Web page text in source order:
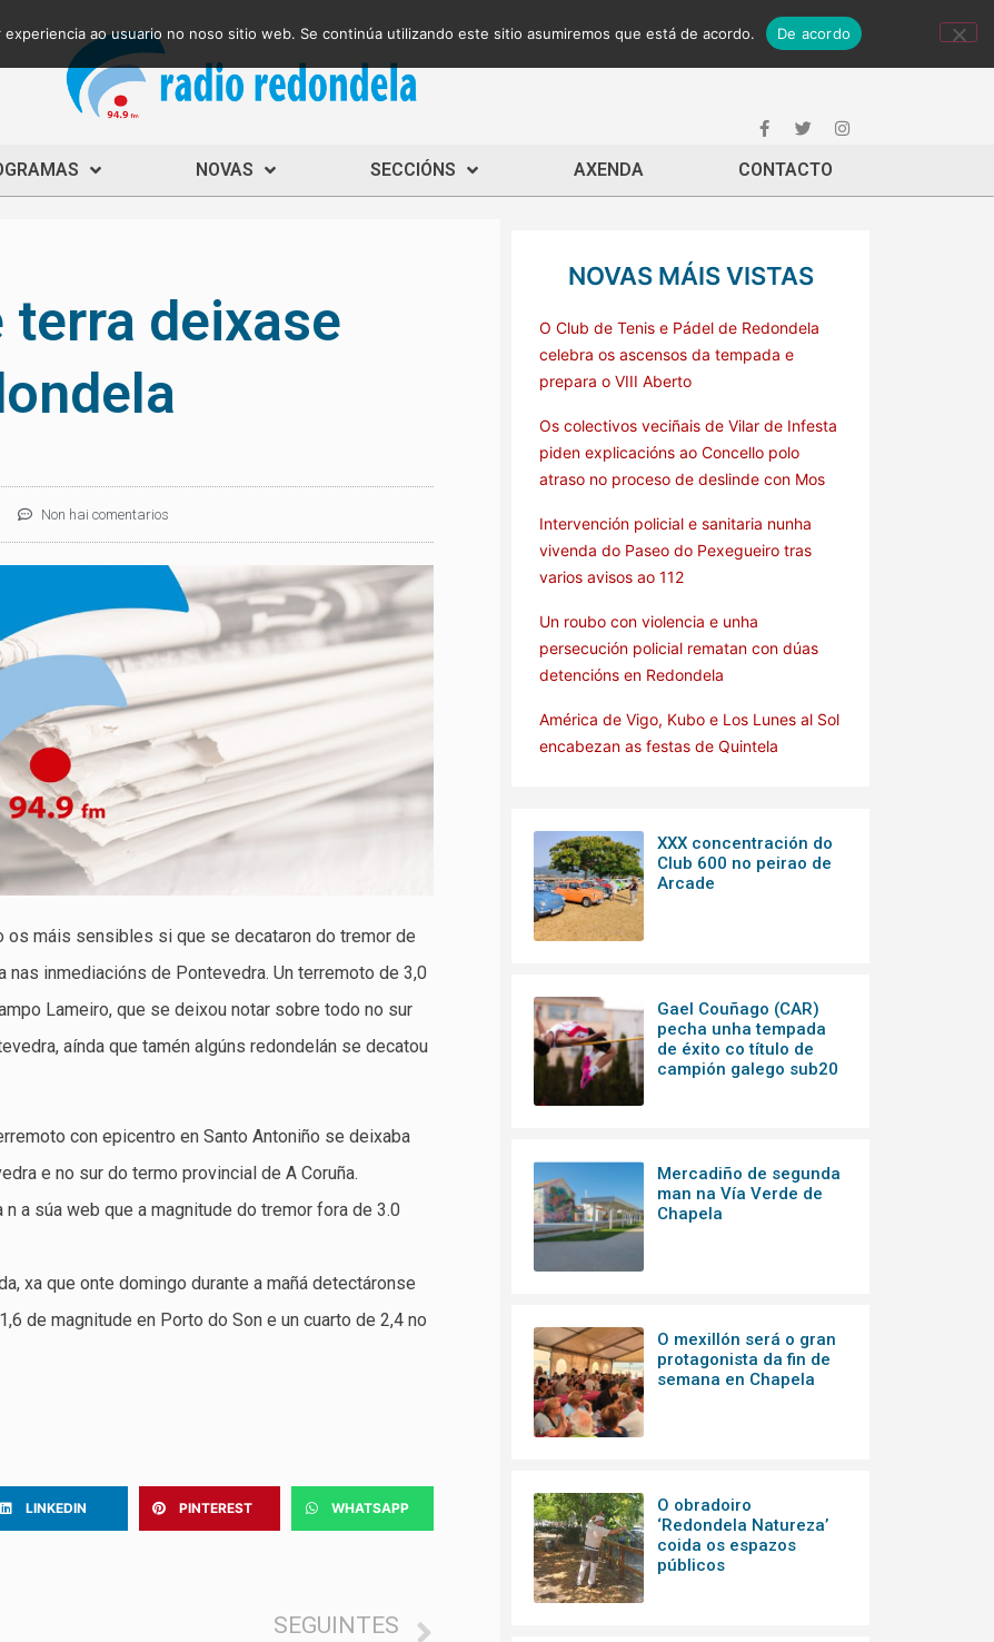
NOVAS SECCIÓNS AXENDA CONTACTO
terra deixase
Non hai comentarios
os máis sensibles si que se decataron do tremor de
nas inmediacións de Pontevedra. Un terremoto de 3,0
Lameiro, que se deixou notar sobre todo no sur
aínda que tamén algúns redondelán se decatou
con epicentro en Santo Antoniño se deixaba
e no sur do termo provincial de A Coruña.
a súa web que a magnitude do tremor fora de 3.0
xa que onte domingo durante a mañá detectáronse
de magnitude en Porto do Son e un cuarto de 2,4 no
LINKEDIN PINTEREST WHATSAPP
SEGUINTES
NOVAS MÁIS VISTAS
O Club de Tenis e Pádel de Redondela
celebra os ascensos da tempada e
prepara o VIII Aberto
Os colectivos veciñais de Vilar de Infesta
piden explicacións ao Concello polo
atraso no proceso de deslinde con Mos
Intervención policial e sanitaria nunha
vivenda do Paseo do Pexegueiro tras
varios avisos ao 112
Un roubo con violencia e unha
persecución policial rematan con dúas
detencións en Redondela
América de Vigo, Kubo e Los Lunes al Sol
encabezan as festas de Quintela
XXX concentración do
Club 600 no peirao de
Arcade
Gael Couñago (CAR)
pecha unha tempada
de éxito co título de
campión galego sub20
Mercadiño de segunda
man na Vía Verde de
Chapela
O mexillón será o gran
protagonista da fin de
semana en Chapela
O obradoiro
‘Redondela Natureza’
coida os espazos
públicos
ao usuario no noso sitio web. Se continúa utilizando este sitio asumiremos que está de acordo. De acordo